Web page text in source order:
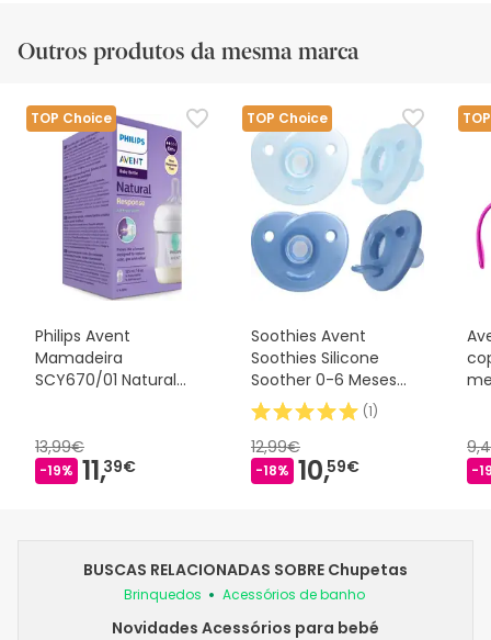
Outros produtos da mesma marca
TOP Choice
Philips Avent
Mamadeira
SCY670/01 Natural
13,99€
-19% 11,39€
TOP Choice
Soothies Avent
Soothies Silicone
Soother 0-6 Meses
Azul 2 peças
(1)
12,99€
-18% 10,59€ -
BUSCAS RELACIONADAS SOBRE Chupetas
Brinquedos Acessórios de banho
Novidades Acessórios para bebé